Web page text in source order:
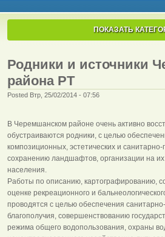
ПОКАЗАТЬ
Родники и источники
района РТ
Posted Втр, 25/02/2014 - 07:56
В Черемшанском районе очень активно
обустраиваются родники, с целью
композиционных, эстетических и санитарно-
сохранению ландшафтов, организации на
населения.
Работы по описанию, картографированию,
оценке рекреационного и
проводятся с целью обеспечения
благополучия, совершенствованию
режима общего водопользования, охраны